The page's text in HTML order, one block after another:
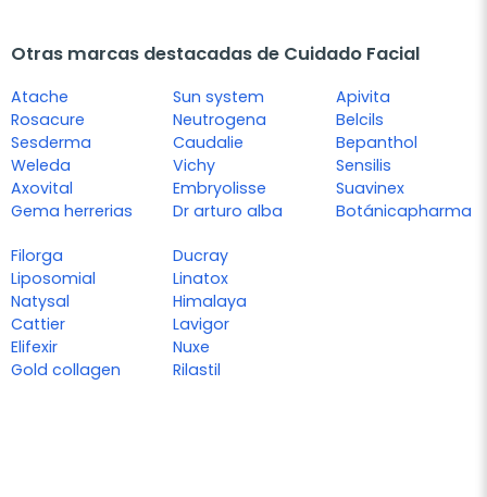
Otras marcas destacadas de Cuidado Facial
Atache
Rosacure
Sesderma
Weleda
Axovital
Gema herrerias
Sun system
Neutrogena
Caudalie
Vichy
Embryolisse
Dr arturo alba
Apivita
Belcils
Bepanthol
Sensilis
Suavinex
Botánicapharma
Filorga
Liposomial
Natysal
Cattier
Elifexir
Gold collagen
Ducray
Linatox
Himalaya
Lavigor
Nuxe
Rilastil